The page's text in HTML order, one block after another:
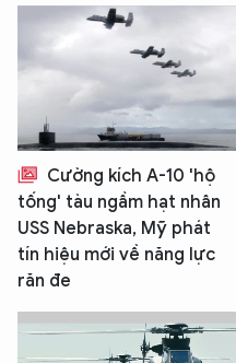
Cường kích A-10 'hộ
tống' tàu ngầm hạt nhân
USS Nebraska, Mỹ phát
tín hiệu mới về năng lực
răn đe
XIN CHÀO,
Hãy hỏi tôi bất kỳ